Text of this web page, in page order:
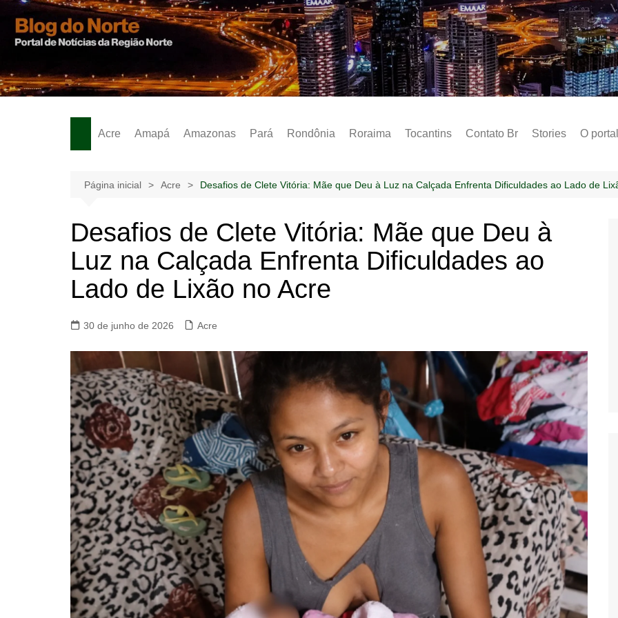
para
Notícias –
Acre Amapá Amazonas Pará Rondônia Roraima Tocantins Contato Br Stories O portal
Sobre
Página inicial Acre Desafios de Clete Vitória: Mãe que Deu à Luz na Calçada Enfrenta Dificuldades ao Lado de
Desafios de Clete Vitória: Mãe que Deu à
Luz na Calçada Enfrenta Dificuldades ao
Lado de Lixão no Acre
30 de junho de 2026 Acre